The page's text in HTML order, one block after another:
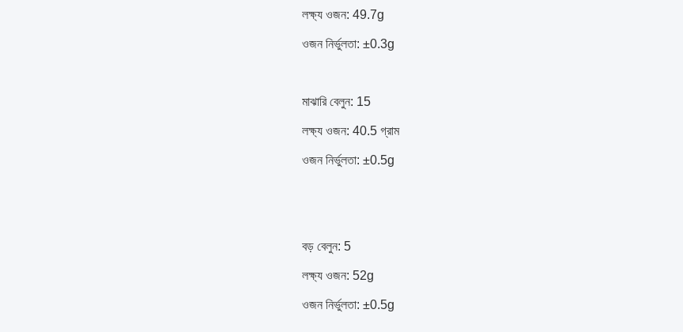
লক্ষ্য ওজন: 49.7g
ওজন নির্ভুলতা: ±0.3g
মাঝারি বেলুন: 15
লক্ষ্য ওজন: 40.5 গ্রাম
ওজন নির্ভুলতা: ±0.5g
বড় বেলুন: 5
লক্ষ্য ওজন: 52g
ওজন নির্ভুলতা: ±0.5g